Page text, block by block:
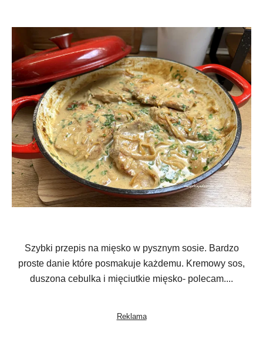
Szybki przepis na mięsko w pysznym sosie. Bardzo
proste danie które posmakuje każdemu. Kremowy sos,
duszona cebulka i mięciutkie mięsko- polecam....